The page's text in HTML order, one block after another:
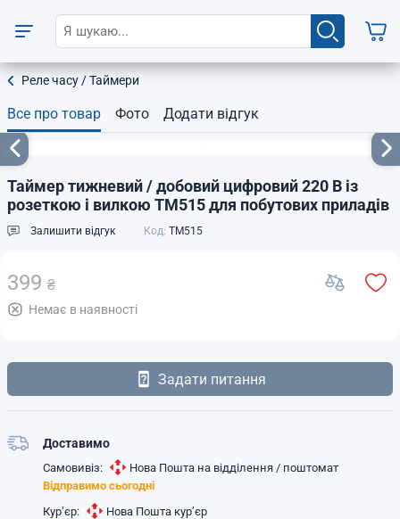
Реле часу / Таймери
Все про товар Фото Додати відгук
Таймер тижневий / добовий цифровий 220 В із
розеткою і вилкою TM515 для побутових приладів
Залишити відгук Код: TM515
399 ₴
Немає в наявності
Задати питання
Доставимо
Самовивіз:
Нова Пошта на відділення / поштомат
Відправимо сьогодні
Кур’єр:
Нова Пошта кур’єр